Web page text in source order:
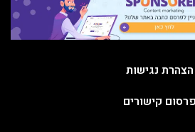
הצהרת נגישות
פרסום קישורים